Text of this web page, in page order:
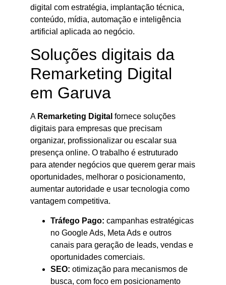
digital com estratégia, implantação técnica,
conteúdo, mídia, automação e inteligência
artificial aplicada ao negócio.
Soluções digitais da
Remarketing Digital
em Garuva
A Remarketing Digital fornece soluções
digitais para empresas que precisam
organizar, profissionalizar ou escalar sua
presença online. O trabalho é estruturado
para atender negócios que querem gerar mais
oportunidades, melhorar o posicionamento,
aumentar autoridade e usar tecnologia como
vantagem competitiva.
Tráfego Pago: campanhas estratégicas
no Google Ads, Meta Ads e outros
canais para geração de leads, vendas e
oportunidades comerciais.
SEO: otimização para mecanismos de
busca, com foco em posicionamento